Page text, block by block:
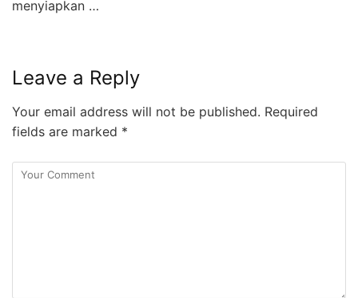
menyiapkan …
Leave a Reply
Your email address will not be published. Required
fields are marked *